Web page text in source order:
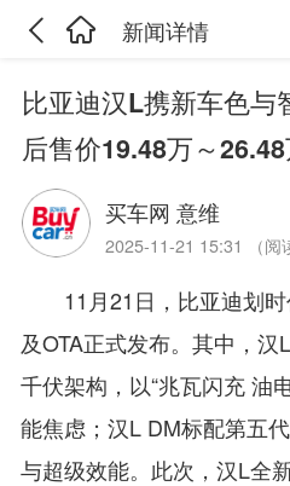
新闻详情
比亚迪汉L携新车色与
后售价19.48万～
买车网 意维
2025-11-21 15:31 （阅
11月21日，比亚迪划
及OTA正式发布。其中，
千伏架构，以“兆瓦闪充 油
能焦虑；汉L DM标配第五
与超级效能。此次，汉L全